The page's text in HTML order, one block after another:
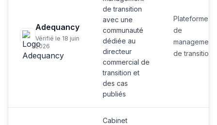
Adequancy
Vérifié le 18 juin
2026
de transition
avec une
communauté
dédiée au
directeur
commercial de
transition et
des cas
publiés
Plateforme
de
management
de transition
Cabinet